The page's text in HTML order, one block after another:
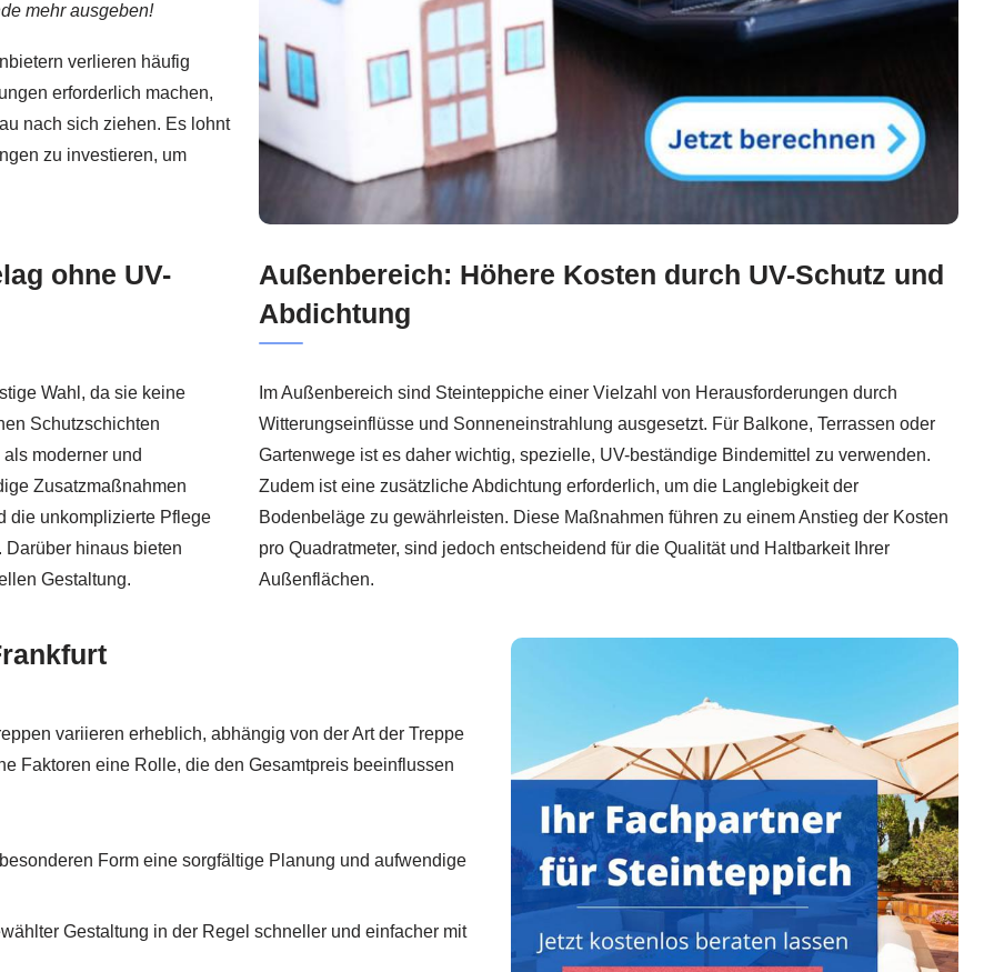
mehr ausgeben!
verlieren häufig
erforderlich machen,
nach sich ziehen. Es lohnt
zu investieren, um
ohne UV-
Wahl, da sie keine
Schutzschichten
moderner und
Zusatzmaßnahmen
die unkomplizierte Pflege
hinaus bieten
Gestaltung.
Außenbereich: Höhere Kosten durch UV-Schutz und
Abdichtung
Im Außenbereich sind Steinteppiche einer Vielzahl von Herausforderungen durch
Witterungseinflüsse und Sonneneinstrahlung ausgesetzt. Für Balkone, Terrassen oder
Gartenwege ist es daher wichtig, spezielle, UV-beständige Bindemittel zu verwenden.
Zudem ist eine zusätzliche Abdichtung erforderlich, um die Langlebigkeit der
Bodenbeläge zu gewährleisten. Diese Maßnahmen führen zu einem Anstieg der Kosten
pro Quadratmeter, sind jedoch entscheidend für die Qualität und Haltbarkeit Ihrer
Außenflächen.
variieren erheblich, abhängig von der Art der Treppe
Faktoren eine Rolle, die den Gesamtpreis beeinflussen
Form eine sorgfältige Planung und aufwendige
Gestaltung in der Regel schneller und einfacher mit